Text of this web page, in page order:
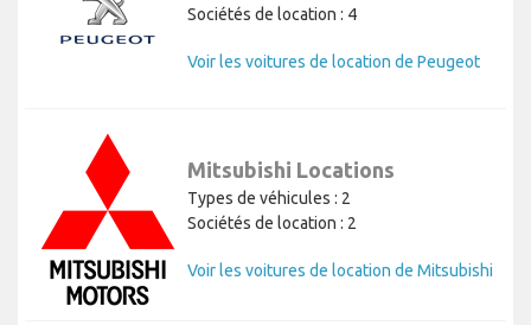
Sociétés de location : 4
Voir les voitures de location de Peugeot
Mitsubishi Locations
Types de véhicules : 2
Sociétés de location : 2
Voir les voitures de location de Mitsubishi